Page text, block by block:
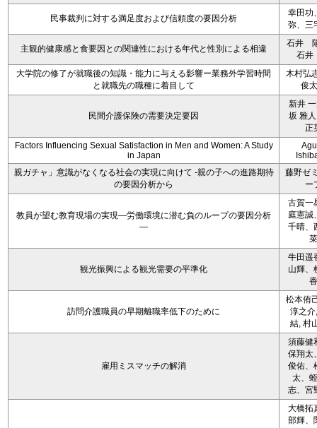
民事裁判に対する満足度および信頼度の要因分析
幸田功
弥、三
主観的健康感と食要因との関連性における年代と性別による相違
石井
石
大学院の修了が就職後の知識・能力に与える影響ー業務外学習時間
と就職先の職種に着目して
木村弘
俊
民間介護保険の需要決定要因
新井
坂 雅
正
Factors Influencing Sexual Satisfaction in Men and Women: A Study
in Japan
親ガチャ」意識がなくなる社会の実現に向けて -親の子への進路期待
の要因分析から
藤野ゼ
ー
教員が望む教育現場の実現―労働環境に潜む負のループの要因分析
―
古賀一
庭憲誠
千晴、
菜
観光振興による観光需要の平準化
牛田遥
山輝、
香
訪問介護職員の早期離職率低下のために
松本侑
淳之介
結, 村
雇用ミスマッチの解消
須藤健
保翔太
俊佑、
太、
志、宮
大橋拓
部輝、